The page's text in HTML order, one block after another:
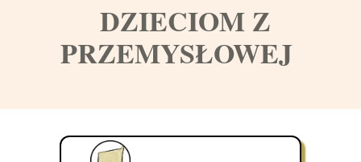
DZIECIOM Z
PRZEMYSŁOWEJ